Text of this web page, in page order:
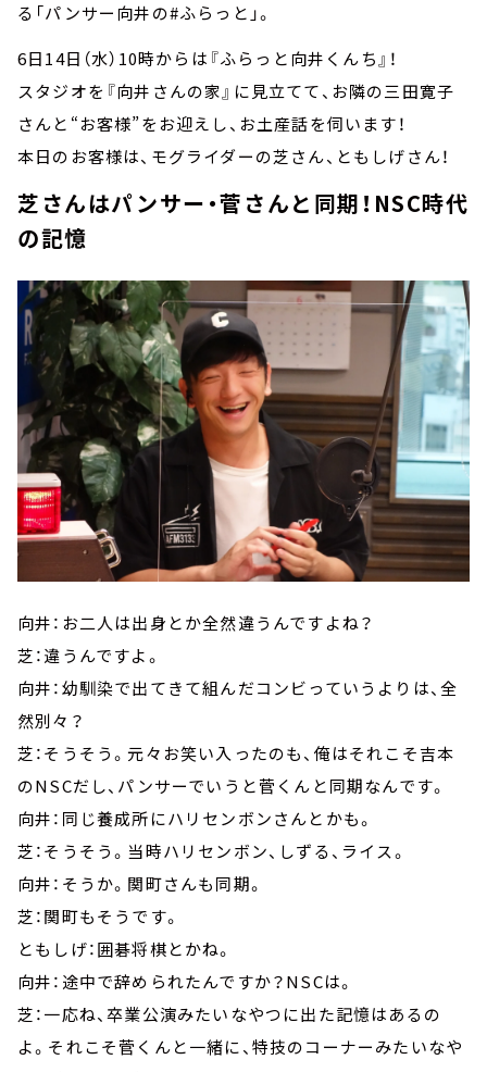
る「パンサー向井の#ふらっと」。
6日14日（水）10時からは『ふらっと向井くんち』！
スタジオを『向井さんの家』に見立てて、お隣の三田寛子
さんと“お客様”をお迎えし、お土産話を伺います！
本日のお客様は、モグライダーの芝さん、ともしげさん！
芝さんはパンサー・菅さんと同期！NSC時代
の記憶
向井：お二人は出身とか全然違うんですよね？
芝：違うんですよ。
向井：幼馴染で出てきて組んだコンビっていうよりは、全
然別々？
芝：そうそう。元々お笑い入ったのも、俺はそれこそ吉本
のNSCだし、パンサーでいうと菅くんと同期なんです。
向井：同じ養成所にハリセンボンさんとかも。
芝：そうそう。当時ハリセンボン、しずる、ライス。
向井：そうか。関町さんも同期。
芝：関町もそうです。
ともしげ：囲碁将棋とかね。
向井：途中で辞められたんですか？NSCは。
芝：一応ね、卒業公演みたいなやつに出た記憶はあるの
よ。それこそ菅くんと一緒に、特技のコーナーみたいなや